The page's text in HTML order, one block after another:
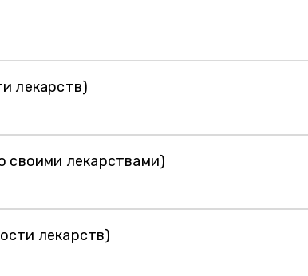
лекарств)
своими лекарствами)
лекарств)